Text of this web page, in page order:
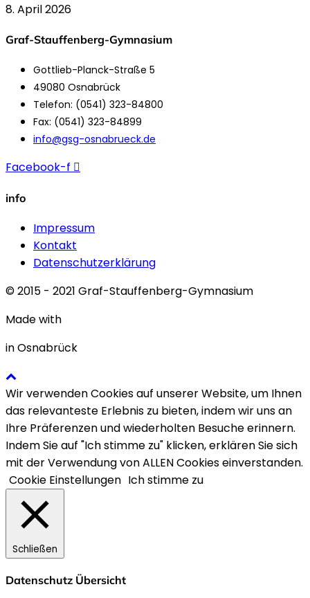
8. April 2026
Graf-Stauffenberg-Gymnasium
Gottlieb-Planck-Straße 5
49080 Osnabrück
Telefon: (0541) 323-84800
Fax: (0541) 323-84899
info@gsg-osnabrueck.de
Facebook-f
info
Impressum
Kontakt
Datenschutzerklärung
© 2015 - 2021 Graf-Stauffenberg-Gymnasium
Made with
in Osnabrück
Wir verwenden Cookies auf unserer Website, um Ihnen
das relevanteste Erlebnis zu bieten, indem wir uns an
Ihre Präferenzen und wiederholten Besuche erinnern.
Indem Sie auf "Ich stimme zu" klicken, erklären Sie sich
mit der Verwendung von ALLEN Cookies einverstanden.
Cookie Einstellungen Ich stimme zu
Schließen
Datenschutz Übersicht